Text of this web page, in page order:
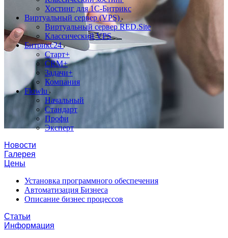
Хостинг для 1С-Битрикс
Виртуальный сервер (VPS)
Виртуальный сервер RED.Site
Классический VPS
Битрикс24
Старт+
CRM+
Задачи+
Компания
Flowlu
Начальный
Стандарт
Профи
Эксперт
Новости
Галерея
Цены
Установка программного обеспечения
Автоматизация Бизнеса
Описание бизнес процессов
Статьи
Информация